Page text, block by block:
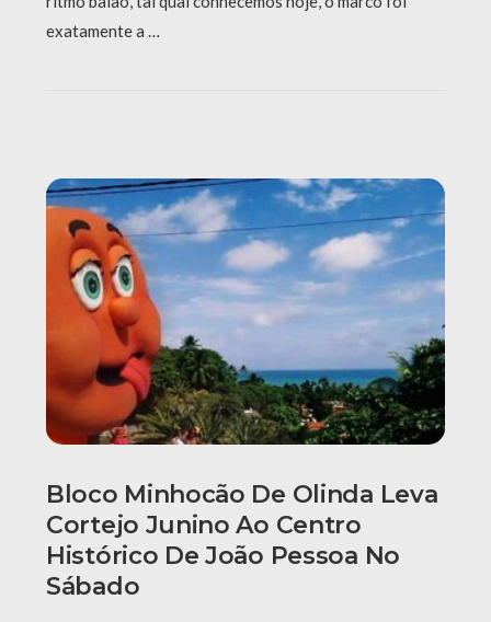
exatamente a …
Bloco Minhocão De Olinda Leva
Cortejo Junino Ao Centro
Histórico De João Pessoa No
Sábado